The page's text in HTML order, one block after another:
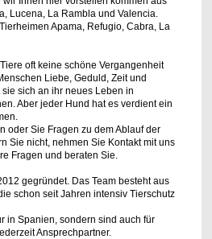
Lucena, La Rambla und Valencia.
Apama, Refugio, Cabra, La
oft keine schöne Vergangenheit
Liebe, Geduld, Zeit und
sich an ihr neues Leben in
Aber jeder Hund hat es verdient ein
oder Sie Fragen zu dem Ablauf der
Sie nicht, nehmen Sie Kontakt mit uns
Fragen und beraten Sie.
gegründet. Das Team besteht aus
schon seit Jahren intensiv Tierschutz
in Spanien, sondern sind auch für
Ansprechpartner.